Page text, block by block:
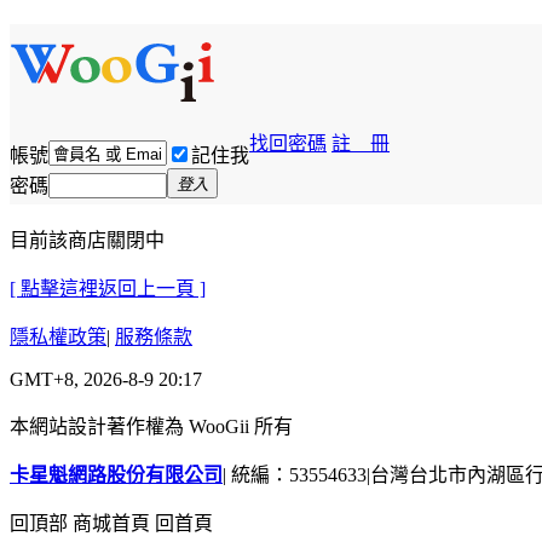
帳號 記住我
找回密碼 註 冊
密碼 登入
目前該商店關閉中
[ 點擊這裡返回上一頁 ]
隱私權政策| 服務條款
GMT+8, 2026-8-9 20:17
本網站設計著作權為 WooGii 所有
卡星魁網路股份有限公司 | 統編：53554633|台灣台北市內湖區
回頂部 商城首頁 回首頁